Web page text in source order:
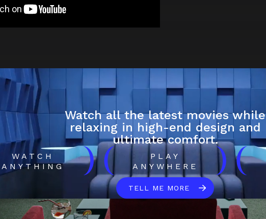
Watch all the latest movies while
relaxing in high-end design and
ultimate comfort.
WATCH
ANYTHING
)(
PLAY
ANYWHERE
)(
TELL ME MORE